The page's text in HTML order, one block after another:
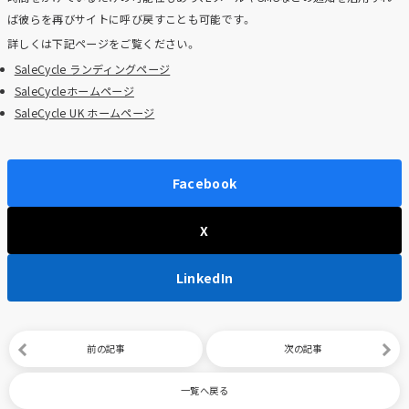
ば彼らを再びサイトに呼び戻すことも可能です。
詳しくは下記ページをご覧ください。
SaleCycle ランディングページ
SaleCycleホームページ
SaleCycle UK ホームページ
Facebook
X
LinkedIn
前の記事 次の記事
一覧へ戻る